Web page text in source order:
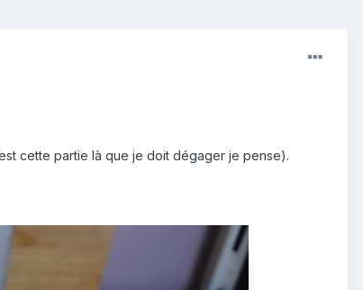
cette partie là que je doit dégager je pense).